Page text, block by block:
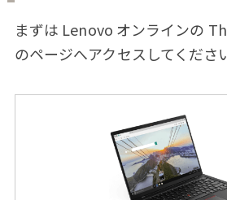
まずは Lenovo オンラインの
のページへアクセスしてくださ